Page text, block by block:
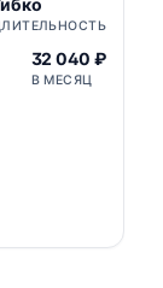
32 040 ₽
В МЕСЯЦ